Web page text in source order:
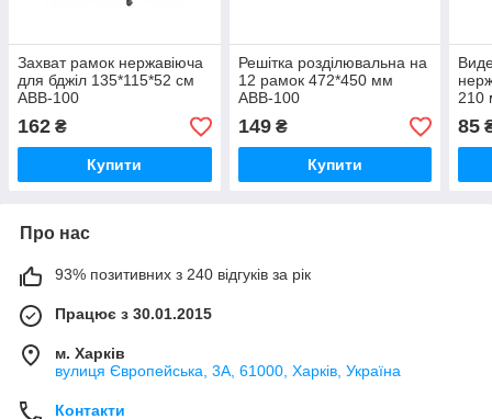
Захват рамок нержавіюча
для бджіл 135*115*52 см
АВВ-100
162 ₴
Купити
Решітка розділювальна на
12 рамок 472*450 мм
АВВ-100
149₴
Купити
210
85
Про нас
93% позитивних з 240 відгуків за рік
Працює з 30.01.2015
м. Харків
вулиця Європейська, 3А, 61000, Харків, Україна
Контакти